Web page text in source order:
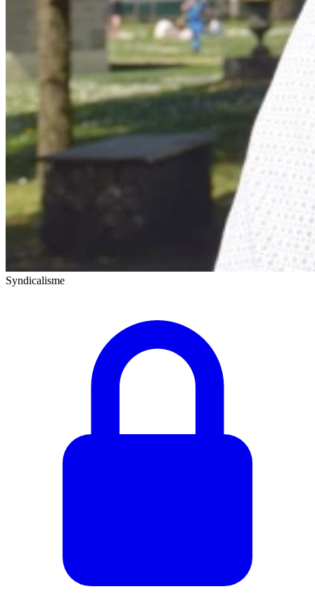
Syndicalisme